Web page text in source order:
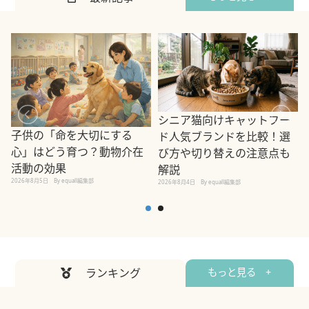
子供の「命を大切にする
心」はどう育つ？動物介在
活動の効果
2026年8月5日 By equall編集部
シニア猫向けキャットフー
ド人気ブランドを比較！選
び方や切り替えの注意点も
解説
2026年8月4日 By equall編集部
ランキング もっと見る +